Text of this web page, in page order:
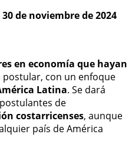
de noviembre de 2024
en economía que hayan
postular, con un enfoque
Latina. Se dará
de
costarricenses, aunque
país de América